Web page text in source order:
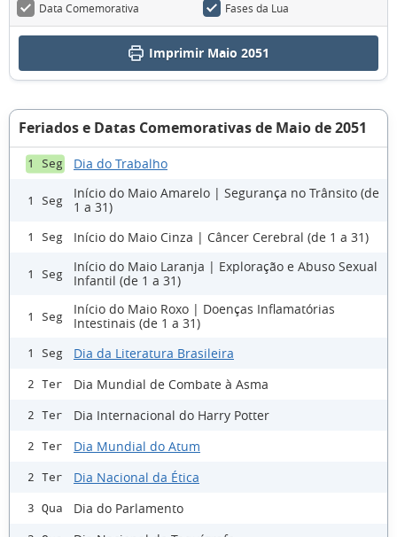
Data Comemorativa
Fases da Lua
Imprimir Maio 2051
Feriados e Datas Comemorativas de Maio de 2051
1 Seg Dia do Trabalho
1 Seg
Início do Maio Amarelo | Segurança no Trânsito (de
1 a 31)
1 Seg Início do Maio Cinza | Câncer Cerebral (de 1 a 31)
1 Seg
Início do Maio Laranja | Exploração e Abuso Sexual
Infantil (de 1 a 31)
1 Seg
Início do Maio Roxo | Doenças Inflamatórias
Intestinais (de 1 a 31)
1 Seg Dia da Literatura Brasileira
2 Ter Dia Mundial de Combate à Asma
2 Ter Dia Internacional do Harry Potter
2 Ter Dia Mundial do Atum
2 Ter Dia Nacional da Ética
3 Qua Dia do Parlamento